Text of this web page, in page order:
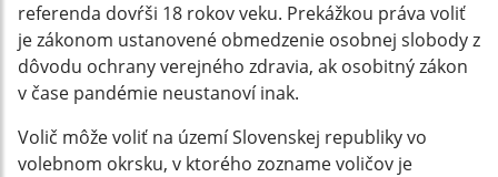
referenda dovŕši 18 rokov veku. Prekážkou práva voliť
je zákonom ustanovené obmedzenie osobnej slobody z
dôvodu ochrany verejného zdravia, ak osobitný zákon
v čase pandémie neustanoví inak.
Volič môže voliť na území Slovenskej republiky vo
volebnom okrsku, v ktorého zozname voličov je